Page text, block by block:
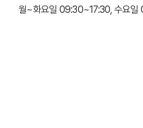
월~화요일 09:30~17:30, 수요